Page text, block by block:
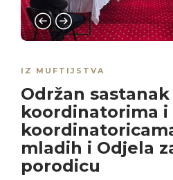
IZ MUFTIJSTVA
Održan sastanak
koordinatorima i
mladih i Odjela
porodicu